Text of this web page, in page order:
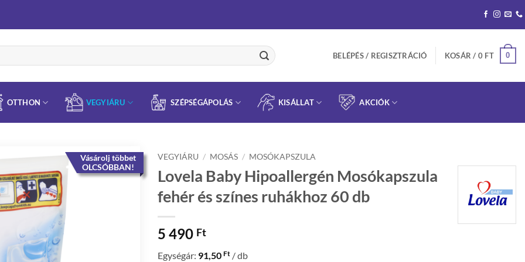
BELÉPÉS / REGISZTRÁCIÓ KOSÁR / 0 FT 0
OTTHON VEGYIÁRU SZÉPSÉGÁPOLÁS KISÁLLAT AKCIÓK
Vásárolj többet
OLCSÓBBAN!
VEGYIÁRU / MOSÁS / MOSÓKAPSZULA
Lovela Baby Hipoallergén Mosókapszula
fehér és színes ruhákhoz 60 db
5 490 Ft
Egységár: 91,50 Ft / db